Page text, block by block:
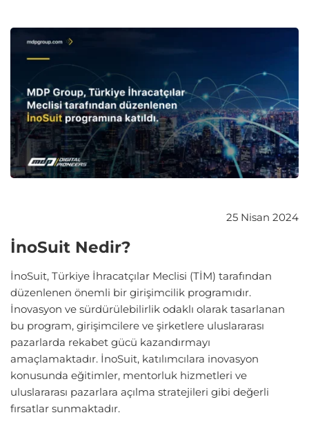
25 Nisan 2024
İnoSuit Nedir?
İnoSuit, Türkiye İhracatçılar Meclisi (TİM) tarafından
düzenlenen önemli bir girişimcilik programıdır.
İnovasyon ve sürdürülebilirlik odaklı olarak tasarlanan
bu program, girişimcilere ve şirketlere uluslararası
pazarlarda rekabet gücü kazandırmayı
amaçlamaktadır. İnoSuit, katılımcılara inovasyon
konusunda eğitimler, mentorluk hizmetleri ve
uluslararası pazarlara açılma stratejileri gibi değerli
fırsatlar sunmaktadır.